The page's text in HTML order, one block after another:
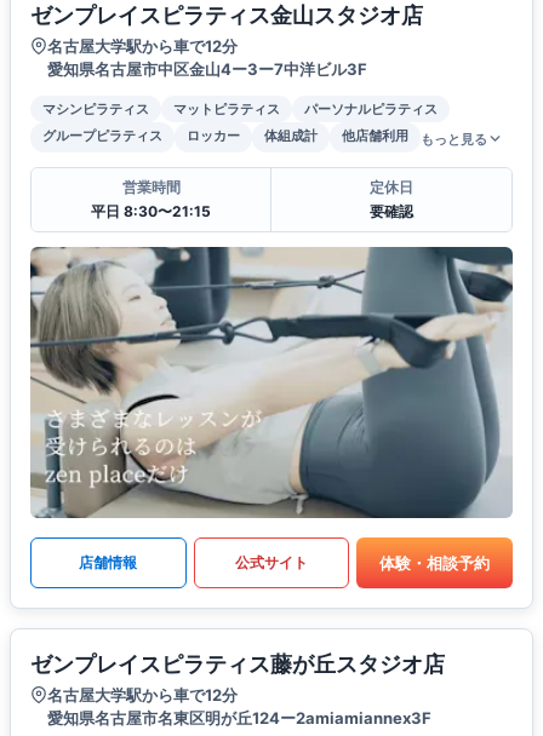
ゼンプレイスピラティス金山スタジオ店
名古屋大学駅から車で12分
愛知県名古屋市中区金山4ー3ー7中洋ビル3F
マシンピラティス マットピラティス
パーソナルピラティス
グループピラティス
ロッカー 体組成計 他店舗利用 もっと見る
営業時間
平日 8:30〜21:15
定休日
要確認
店舗情報 公式サイト 体験・相談予約
ゼンプレイスピラティス藤が丘スタジオ店
名古屋大学駅から車で12分
愛知県名古屋市名東区明が丘124ー2amiamiannex3F